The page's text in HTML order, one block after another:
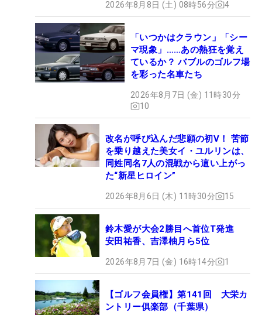
2026年8月8日 (土) 08時56分 4
「いつかはクラウン」「シー
マ現象」……あの熱狂を覚え
ているか？ バブルのゴルフ場
を彩った名車たち
2026年8月7日 (金) 11時30分
10
改名が呼び込んだ悲願の初V！ 苦節
を乗り越えた美女イ・ユルリンは、
同姓同名7人の混戦から這い上がっ
た“新星ヒロイン”
2026年8月6日 (木) 11時30分 15
鈴木愛が大会2勝目へ首位T発進
安田祐香、吉澤柚月ら5位
2026年8月7日 (金) 16時14分 1
【ゴルフ会員権】第141回 大栄カ
ントリー俱楽部（千葉県）